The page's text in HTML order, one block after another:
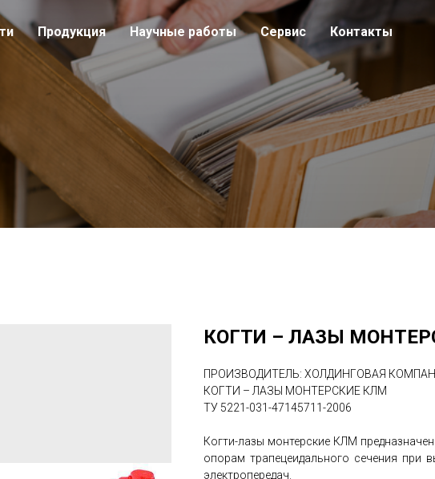
Продукция Научные работы Сервис Контакты
КОГТИ – ЛАЗЫ
ПРОИЗВОДИТЕЛЬ: ХОЛДИНГОВАЯ
КОГТИ – ЛАЗЫ МОНТЕРСКИЕ КЛМ
TУ 5221-031-47145711-2006
Когти-лазы монтерские КЛМ
опорам трапецеидального сечения при
электропередач.